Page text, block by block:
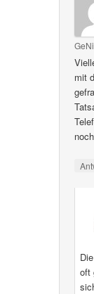
GeNi
mit
oft